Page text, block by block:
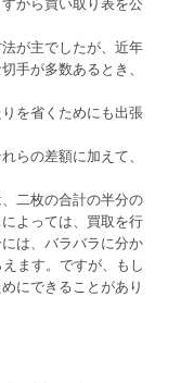
が主でしたが、近年
手が多数あるとき、
を省くためにも出張
らの差額に加えて、
二枚の合計の半分の
よっては、買取を行
は、バラバラに分か
ます。ですが、もし
にできることがあり